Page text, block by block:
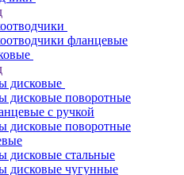
фланцевые
дисковые
дисковые поворотные
с ручкой
дисковые поворотные
дисковые стальные
дисковые чугунные